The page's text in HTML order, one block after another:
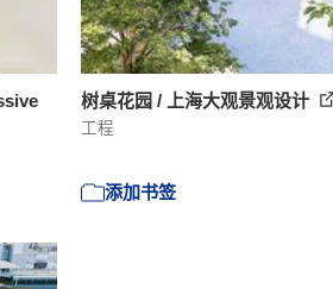
树桌花园 / 上海大观景观设计
工程
添加书签